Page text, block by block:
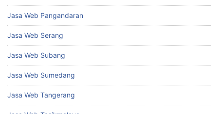
Jasa Web Pangandaran
Jasa Web Serang
Jasa Web Subang
Jasa Web Sumedang
Jasa Web Tangerang